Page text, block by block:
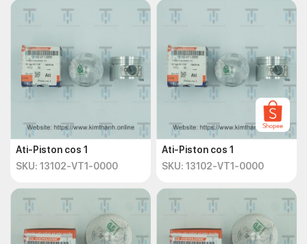
Ati-Piston cos 1
SKU: 13102-VT1-0000
Ati-Piston cos 1
SKU: 13102-VT1-0000